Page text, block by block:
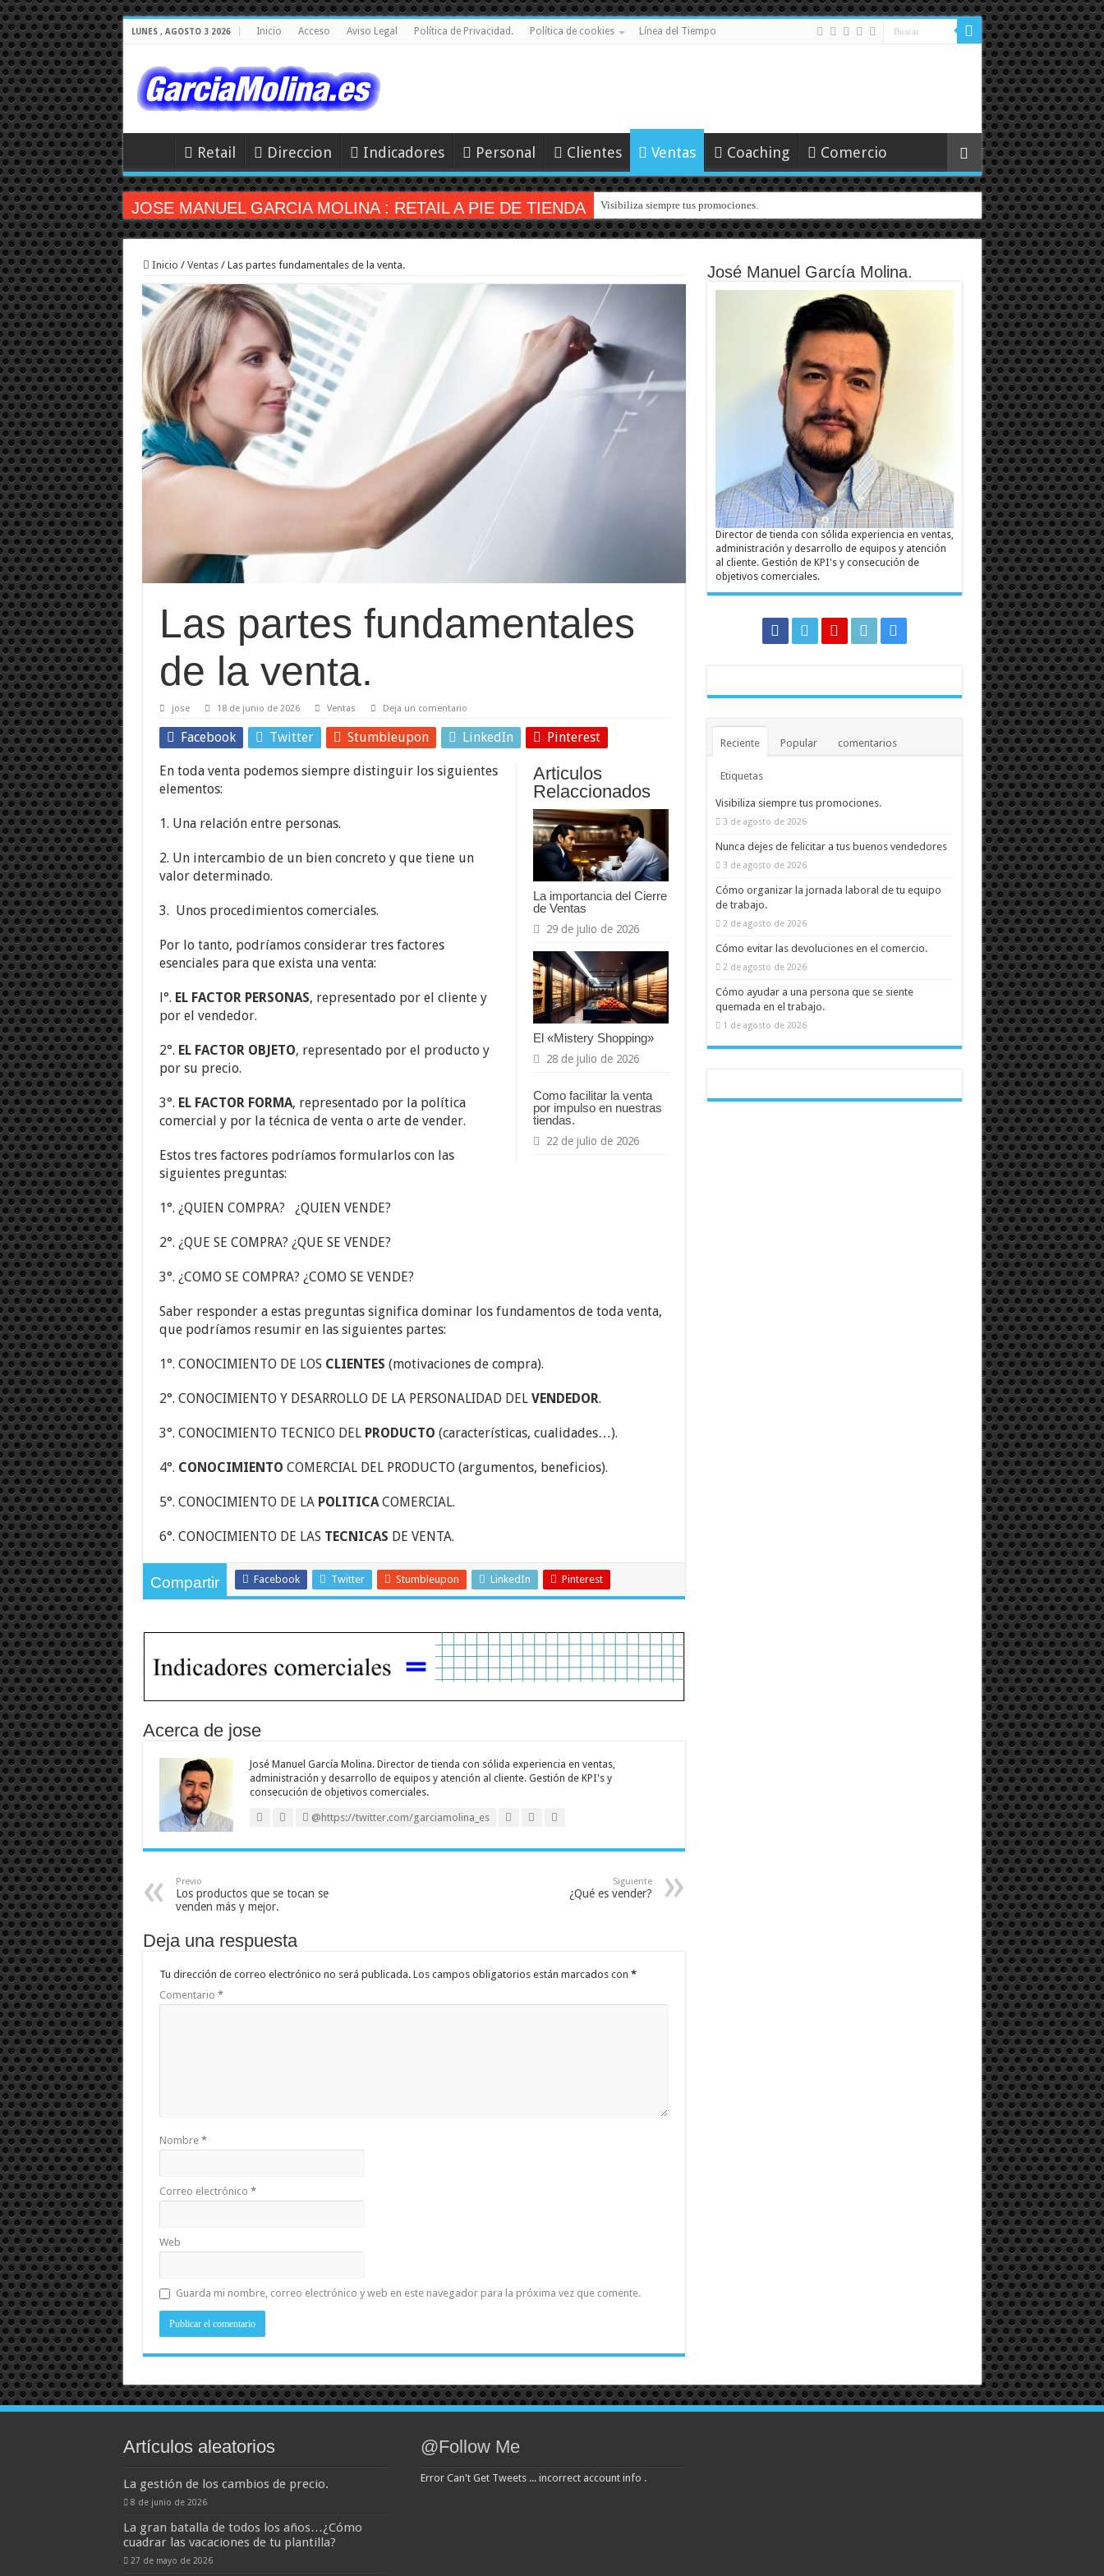
LUNES , AGOSTO 3 2026 Inicio Acceso Aviso Legal Política de Privacidad. Política de cookies Línea del Tiempo
Retail Direccion Indicadores Personal Clientes Ventas Coaching Comercio
JOSE MANUEL GARCIA MOLINA : RETAIL A PIE DE TIENDA Visibiliza siempre tus promociones.
Inicio / Ventas / Las partes fundamentales de la venta.
Las partes fundamentales
de la venta.
jose 18 de junio de 2026 Ventas Deja un comentario
Facebook Twitter Stumbleupon LinkedIn Pinterest
Articulos
Relaccionados
La importancia del Cierre
de Ventas
29 de julio de 2026
El «Mistery Shopping»
28 de julio de 2026
Como facilitar la venta
por impulso en nuestras
tiendas.
22 de julio de 2026
En toda venta podemos siempre distinguir los siguientes
elementos:
1. Una relación entre personas.
2. Un intercambio de un bien concreto y que tiene un
valor determinado.
3. Unos procedimientos comerciales.
Por lo tanto, podríamos considerar tres factores
esenciales para que exista una venta:
l°. EL FACTOR PERSONAS, representado por el cliente y
por el vendedor.
2°. EL FACTOR OBJETO, representado por el producto y
por su precio.
3°. EL FACTOR FORMA, representado por la política
comercial y por la técnica de venta o arte de vender.
Estos tres factores podríamos formularlos con las
siguientes preguntas:
1°. ¿QUIEN COMPRA? ¿QUIEN VENDE?
2°. ¿QUE SE COMPRA? ¿QUE SE VENDE?
3°. ¿COMO SE COMPRA? ¿COMO SE VENDE?
Saber responder a estas preguntas significa dominar los fundamentos de toda venta,
que podríamos resumir en las siguientes partes:
1°. CONOCIMIENTO DE LOS CLIENTES (motivaciones de compra).
2°. CONOCIMIENTO Y DESARROLLO DE LA PERSONALIDAD DEL VENDEDOR.
3°. CONOCIMIENTO TECNICO DEL PRODUCTO (características, cualidades…).
4°. CONOCIMIENTO COMERCIAL DEL PRODUCTO (argumentos, beneficios).
5°. CONOCIMIENTO DE LA POLITICACOMERCIAL.
6°. CONOCIMIENTO DE LAS TECNICAS DE VENTA.
Compartir Facebook Twitter Stumbleupon LinkedIn Pinterest
Acerca de jose
José Manuel García Molina. Director de tienda con sólida experiencia en ventas,
administración y desarrollo de equipos y atención al cliente. Gestión de KPI's y
consecución de objetivos comerciales.
@https://twitter.com/garciamolina_es
Previo
Los productos que se tocan se
venden más y mejor.
Siguiente
¿Qué es vender?
Deja una respuesta
Tu dirección de correo electrónico no será publicada. Los campos obligatorios están marcados con *
Comentario *
Nombre *
Correo electrónico *
Web
Guarda mi nombre, correo electrónico y web en este navegador para la próxima vez que comente.
José Manuel García Molina.
Director de tienda con sólida experiencia en ventas,
administración y desarrollo de equipos y atención
al cliente. Gestión de KPI's y consecución de
objetivos comerciales.
Reciente Popular comentarios
Etiquetas
Visibiliza siempre tus promociones.
3 de agosto de 2026
Nunca dejes de felicitar a tus buenos vendedores
3 de agosto de 2026
Cómo organizar la jornada laboral de tu equipo
de trabajo.
2 de agosto de 2026
Cómo evitar las devoluciones en el comercio.
2 de agosto de 2026
Cómo ayudar a una persona que se siente
quemada en el trabajo.
1 de agosto de 2026
Artículos aleatorios
La gestión de los cambios de precio.
8 de junio de 2026
La gran batalla de todos los años…¿Cómo
cuadrar las vacaciones de tu plantilla?
27 de mayo de 2026
@Follow Me
Error Can't Get Tweets ... incorrect account info .